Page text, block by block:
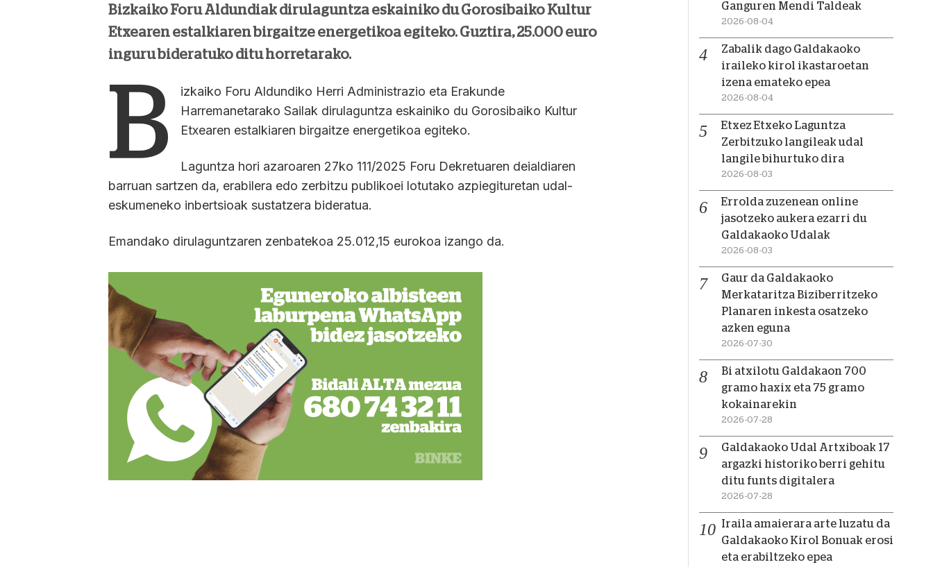
Bizkaiko Foru Aldundiak dirulaguntza eskainiko du Gorosibaiko Kultur
Etxearen estalkiaren birgaitze energetikoa egiteko. Guztira, 25.000 euro
inguru bideratuko ditu horretarako.
B
izkaiko Foru Aldundiko Herri Administrazio eta Erakunde
Harremanetarako Sailak dirulaguntza eskainiko du Gorosibaiko Kultur
Etxearen estalkiaren birgaitze energetikoa egiteko.
Laguntza hori azaroaren 27ko 111/2025 Foru Dekretuaren deialdiaren
barruan sartzen da, erabilera edo zerbitzu publikoei lotutako azpiegituretan udal-
eskumeneko inbertsioak sustatzera bideratua.
​Emandako dirulaguntzaren zenbatekoa 25.012,15 eurokoa izango da.
Ganguren Mendi Taldeak
2026-08-04
Zabalik dago Galdakaoko
iraileko kirol ikastaroetan
izena emateko epea
2026-08-04
Etxez Etxeko Laguntza
Zerbitzuko langileak udal
langile bihurtuko dira
2026-08-03
Errolda zuzenean online
jasotzeko aukera ezarri du
Galdakaoko Udalak
2026-08-03
Gaur da Galdakaoko
Merkataritza Biziberritzeko
Planaren inkesta osatzeko
azken eguna
2026-07-30
Bi atxilotu Galdakaon 700
gramo haxix eta 75 gramo
kokainarekin
2026-07-28
Galdakaoko Udal Artxiboak 17
argazki historiko berri gehitu
ditu funts digitalera
2026-07-28
Iraila amaierara arte luzatu da
Galdakaoko Kirol Bonuak erosi
eta erabiltzeko epea